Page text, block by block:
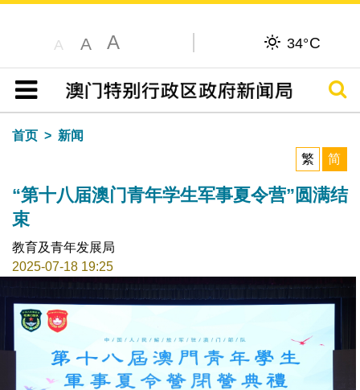
A A A 34°C
目录
搜寻
首页
新闻
繁
简
“第十八届澳门青年学生军事夏令营”圆满结
束
教育及青年发展局
2025-07-18 19:25